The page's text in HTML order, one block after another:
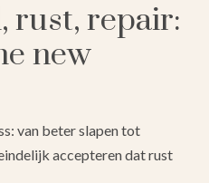
rust, repair:
new
van beter slapen tot
accepteren dat rust